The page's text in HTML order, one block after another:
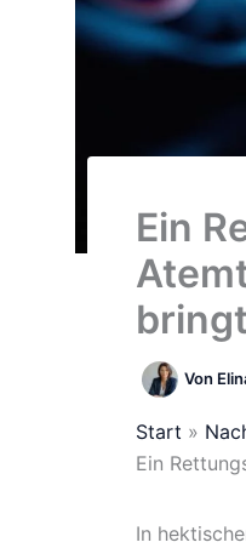
Ein
bringt
Von
Start
Ein
In